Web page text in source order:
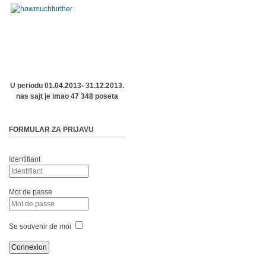
U periodu 01.04.2013- 31.12.2013.
nas sajt je imao 47 348 poseta
FORMULAR ZA PRIJAVU
Identifiant
Mot de passe
Se souvenir de moi